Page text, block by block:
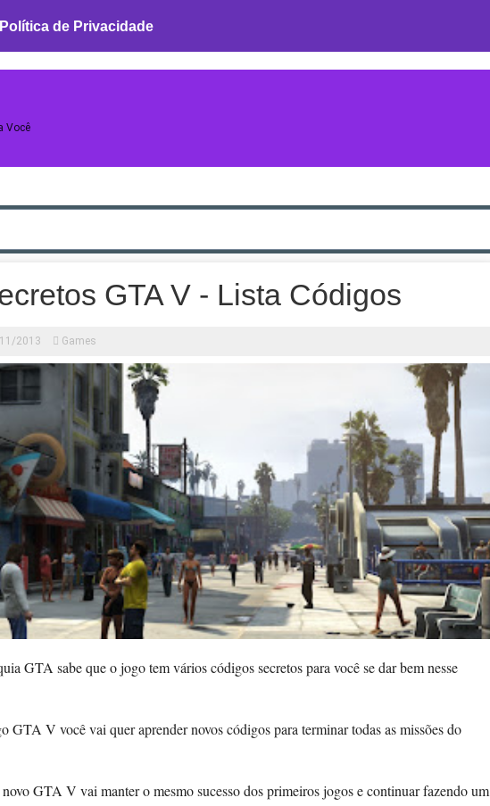
Política de Privacidade
Você
GTA V - Lista Códigos
2013 Games
GTA sabe que o jogo tem vários códigos secretos para você se dar bem nesse
GTA V você vai quer aprender novos códigos para terminar todas as missões do
GTA V vai manter o mesmo sucesso dos primeiros jogos e continuar fazendo um